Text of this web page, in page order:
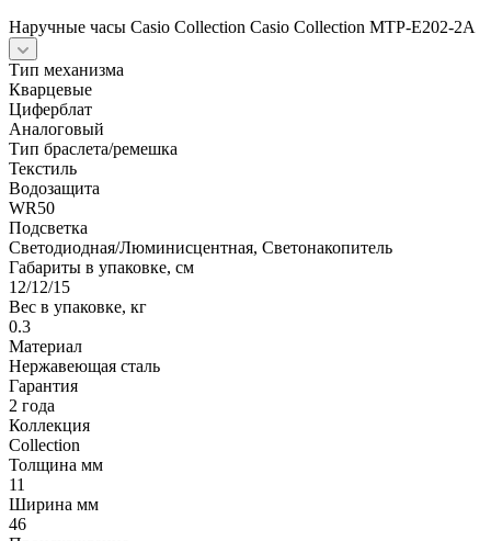
Наручные часы Casio Collection Casio Collection MTP-E202-2A
Тип механизма
Кварцевые
Циферблат
Аналоговый
Тип браслета/ремешка
Текстиль
Водозащита
WR50
Подсветка
Светодиодная/Люминисцентная, Светонакопитель
Габариты в упаковке, см
12/12/15
Вес в упаковке, кг
0.3
Материал
Нержавеющая сталь
Гарантия
2 года
Коллекция
Collection
Толщина мм
11
Ширина мм
46